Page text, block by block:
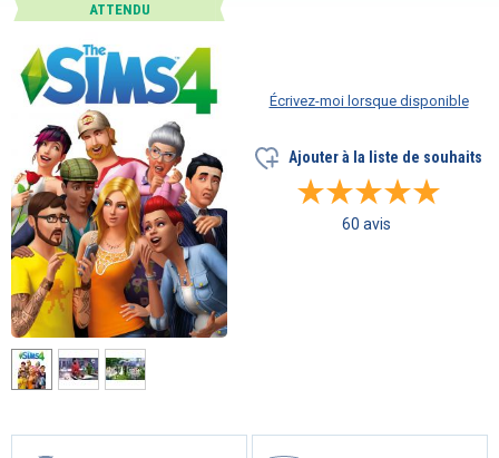
ATTENDU
Écrivez-moi lorsque disponible
Ajouter à la liste de souhaits
60 avis